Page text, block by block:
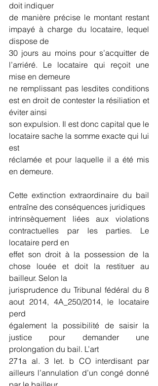
doit indiquer
de manière précise le montant restant
impayé à charge du locataire, lequel
dispose de
30 jours au moins pour s’acquitter de
l’arriéré. Le locataire qui reçoit une
mise en demeure
ne remplissant pas lesdites conditions
est en droit de contester la résiliation et
éviter ainsi
son expulsion. Il est donc capital que le
locataire sache la somme exacte qui lui
est
réclamée et pour laquelle il a été mis
en demeure.
Cette extinction extraordinaire du bail
entraîne des conséquences juridiques
intrinsèquement liées aux violations
contractuelles par les parties. Le
locataire perd en
effet son droit à la possession de la
chose louée et doit la restituer au
bailleur. Selon la
jurisprudence du Tribunal fédéral du 8
aout 2014, 4A_250/2014, le locataire
perd
également la possibilité de saisir la
justice pour demander une
prolongation du bail. L’art
271a al. 3 let. b CO interdisant par
ailleurs l’annulation d’un congé donné